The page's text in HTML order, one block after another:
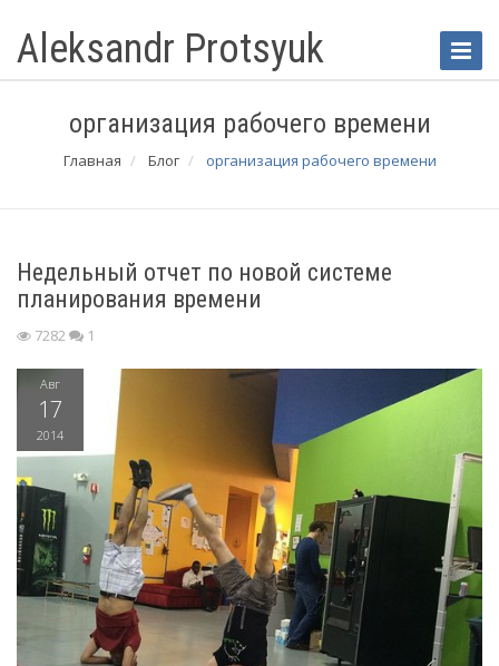
Toggle
Aleksandr Protsyuk
организация рабочего времени
Главная Блог организация рабочего времени
Недельный отчет по новой системе
планирования времени
7282 1
Авг
17
2014